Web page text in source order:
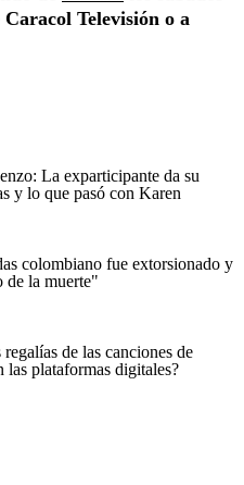
Televisión o a
La exparticipante da su
y lo que pasó con Karen
colombiano fue extorsionado y
de la muerte"
regalías de las canciones de
las plataformas digitales?